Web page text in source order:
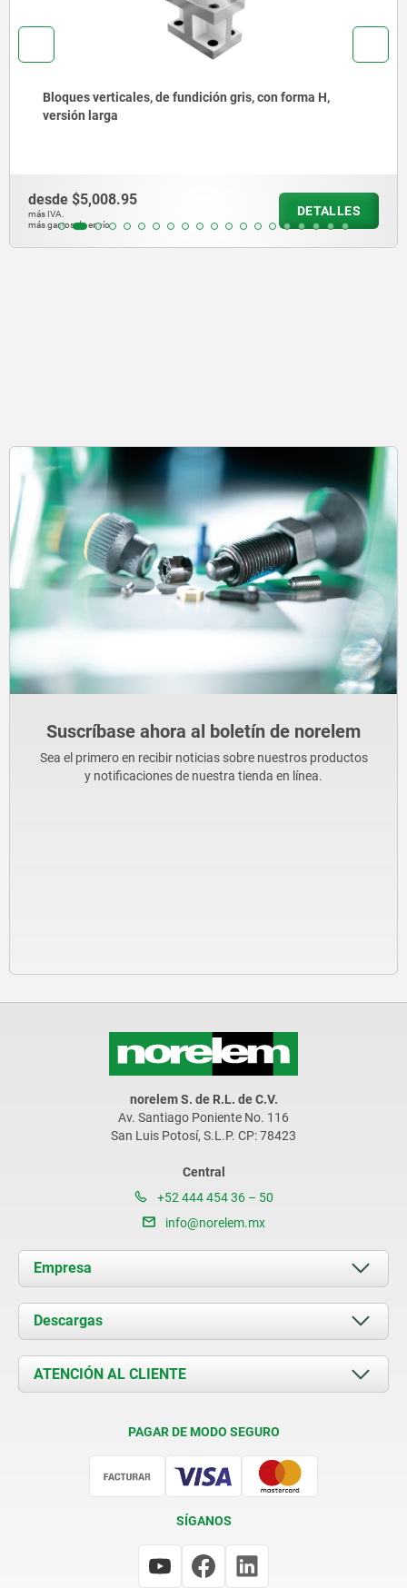
Bloques de fijación, forma M
desde$13,183.80
más gastos de envío
DETALLES
Suscríbase ahora al boletín de norelem
Sea el primero en recibir noticias sobre nuestros productos
y notificaciones de nuestra tienda en línea.
norelem S. de R.L. de C.V.
Av. Santiago Poniente No. 116
San Luis Potosí, S.L.P. CP: 78423
Central
+52 444 454 36 – 50
info@norelem.mx
Empresa
Acerca de nosotros
Novedades
Contacto
Descargas
Documents
ATENCIÓN AL CLIENTE
PAGAR DE MODO SEGURO
SÍGANOS